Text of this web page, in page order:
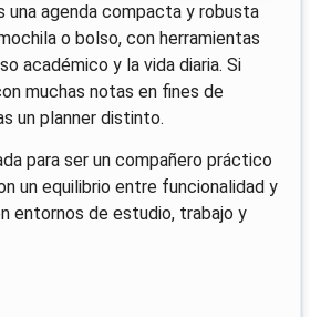
una agenda compacta y robusta
o bolso, con herramientas
académico y la vida diaria. Si
muchas notas en fines de
un planner distinto.
para ser un compañero práctico
un equilibrio entre funcionalidad y
entornos de estudio, trabajo y